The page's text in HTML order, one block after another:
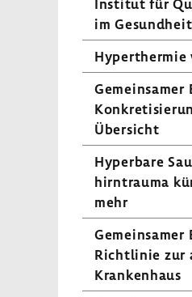
im
Hyper­thermie
Gemein­samer
Übersicht
Hyper­bare
hirn­trauma
mehr
Gemein­samer
Richt­linie zur
Kran­ken­haus